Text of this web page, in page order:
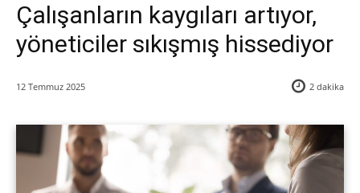
Çalışanların kaygıları artıyor,
yöneticiler sıkışmış hissediyor
12 Temmuz 2025 2 dakika